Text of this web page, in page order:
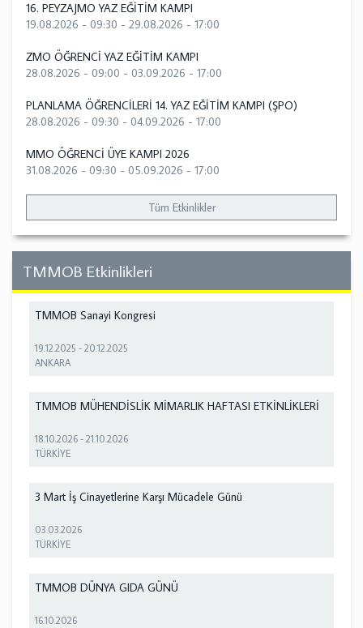
16. PEYZAJMO YAZ EĞİTİM KAMPI
19.08.2026 - 09:30 - 29.08.2026 - 17:00
ZMO ÖĞRENCİ YAZ EĞİTİM KAMPI
28.08.2026 - 09:00 - 03.09.2026 - 17:00
PLANLAMA ÖĞRENCİLERİ 14. YAZ EĞİTİM KAMPI (ŞPO)
28.08.2026 - 09:30 - 04.09.2026 - 17:00
MMO ÖĞRENCİ ÜYE KAMPI 2026
31.08.2026 - 09:30 - 05.09.2026 - 17:00
Tüm Etkinlikler
TMMOB Etkinlikleri
TMMOB Sanayi Kongresi
19.12.2025 -20.12.2025
ANKARA
TMMOB MÜHENDİSLİK MİMARLIK HAFTASI ETKİNLİKLERİ
18.10.2026 -21.10.2026
TÜRKİYE
3 Mart İş Cinayetlerine Karşı Mücadele Günü
03.03.2026
TÜRKİYE
TMMOB DÜNYA GIDA GÜNÜ
16.10.2026